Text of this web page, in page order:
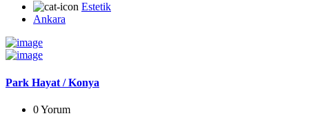
Estetik
Ankara
Park Hayat / Konya
0 Yorum